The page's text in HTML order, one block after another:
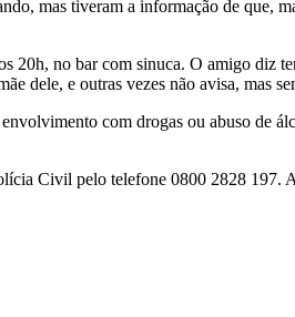
mas tiveram a informação de
20h, no bar com sinuca. O amigo
dele, e outras vezes não avisa,
com drogas ou abuso de
Civil pelo telefone 0800 2828